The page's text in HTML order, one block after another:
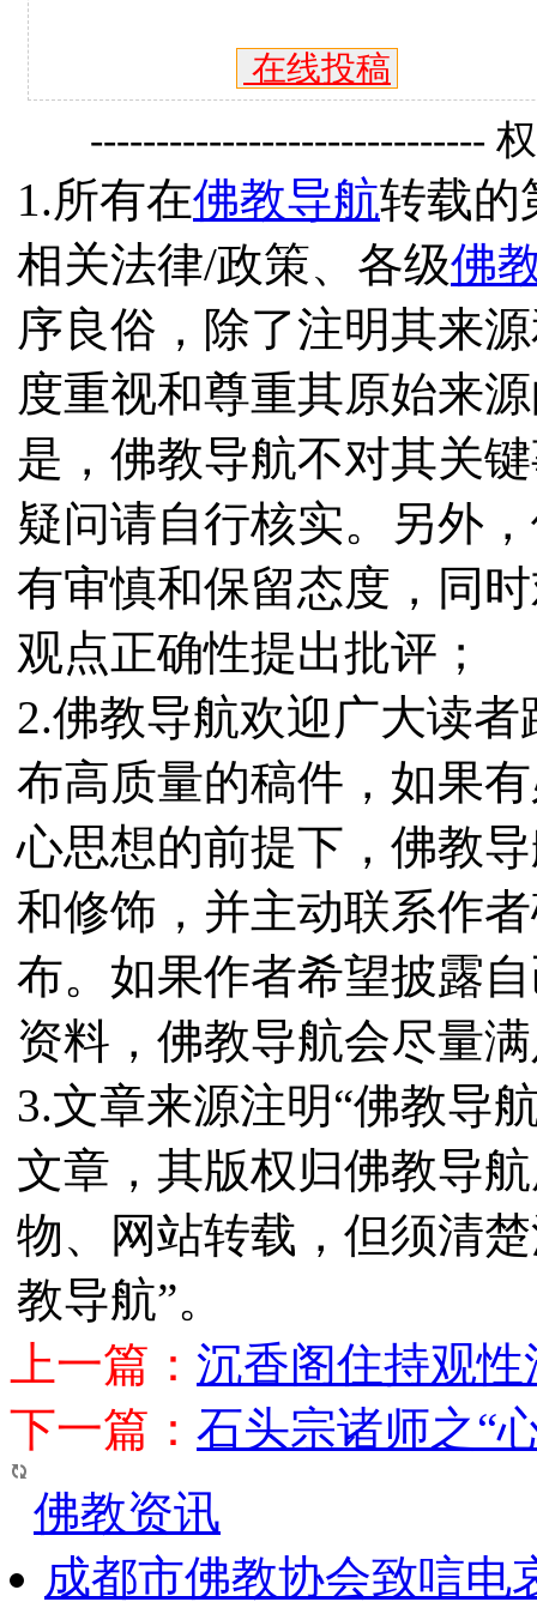
在线投稿
------------------------------
1.所有在佛教导航转载的
相关法律/政策、各级佛
序良俗，除了注明其来
度重视和尊重其原始来
是，佛教导航不对其关
疑问请自行核实。另外
有审慎和保留态度，同
观点正确性提出批评；
2.佛教导航欢迎广大读
布高质量的稿件，如果
心思想的前提下，佛教
和修饰，并主动联系作
布。如果作者希望披露
资料，佛教导航会尽量
3.文章来源注明“佛教导
文章，其版权归佛教导
物、网站转载，但须清
教导航”。
上一篇： 沉香阁住持观性
下一篇： 石头宗诸师之“
佛教资讯
成都市佛教协会致唁电